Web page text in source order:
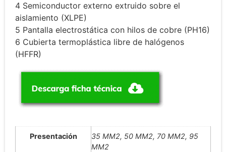
4 Semiconductor externo extruido sobre el
aislamiento (XLPE)
5 Pantalla electrostática con hilos de cobre (PH16)
6 Cubierta termoplástica libre de halógenos
(HFFR)
Presentación
35 MM2, 50 MM2, 70 MM2, 95
MM2